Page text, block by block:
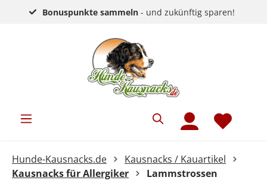
Bonuspunkte sammeln - und zukünftig sparen!
Hunde-Kausnacks.de
Kausnacks / Kauartikel
Kausnacks für Allergiker
Lammstrossen